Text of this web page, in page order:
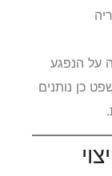
על הנפגע
כן נותנים